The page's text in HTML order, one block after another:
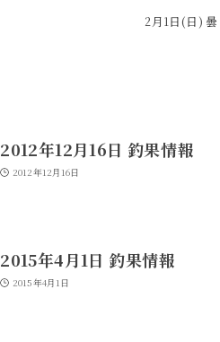
2月1日(日)
2012年12月16日 釣果情報
2012年12月16日
2015年4月1日 釣果情報
2015年4月1日